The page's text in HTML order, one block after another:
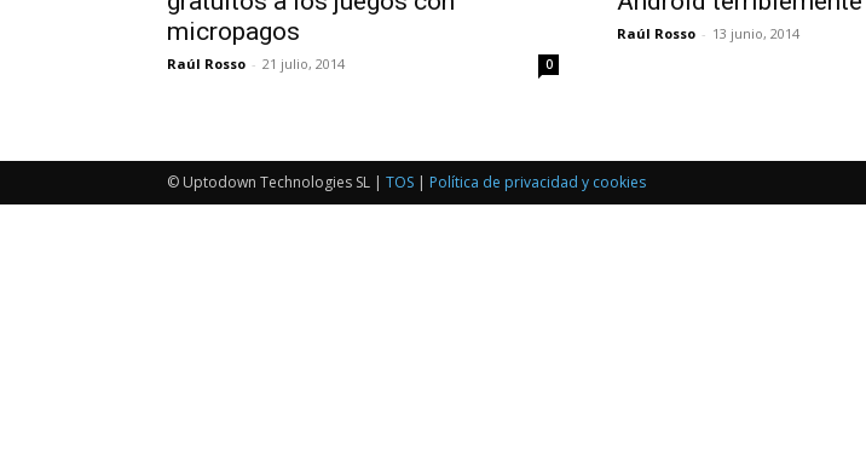
micropagos
Raúl Rosso - 21 julio, 2014 0
Raúl Rosso - 13 junio, 2014
© Uptodown Technologies SL | TOS | Política de privacidad y cookies